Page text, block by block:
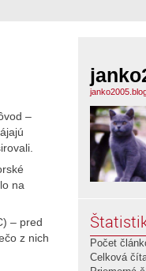
–
na
– pred
z nich
Počet
Celková